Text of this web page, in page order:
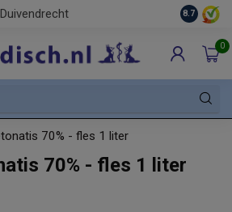
8.7
0
70% - fles 1 liter
70% - fles 1 liter